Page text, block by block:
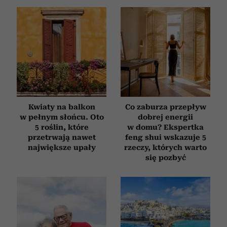
Kwiaty na balkon
w pełnym słońcu. Oto
5 roślin, które
przetrwają nawet
największe upały
Co zaburza przepływ
dobrej energii
w domu? Ekspertka
feng shui wskazuje 5
rzeczy, których warto
się pozbyć